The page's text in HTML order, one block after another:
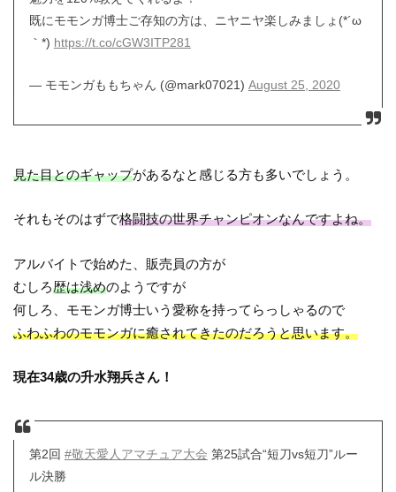
既にモモンガ博士ご存知の方は、ニヤニヤ楽しみましょ(*´ω
｀*) https://t.co/cGW3ITP281
— モモンガももちゃん (@mark07021) August 25, 2020
見た目とのギャップがあるなと感じる方も多いでしょう。
それもそのはずで格闘技の世界チャンピオンなんですよね。
アルバイトで始めた、販売員の方が
むしろ歴は浅めのようですが
何しろ、モモンガ博士いう愛称を持ってらっしゃるので
ふわふわのモモンガに癒されてきたのだろうと思います。
現在34歳の升水翔兵さん！
第2回 #敬天愛人アマチュア大会 第25試合“短刀vs短刀”ルー
ル決勝